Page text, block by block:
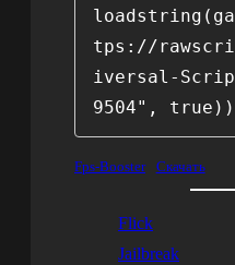
tps://
iversal-
9504",
Fps-Booster Скачать
Flick
Jailbreak